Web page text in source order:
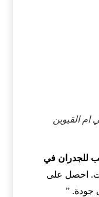
القيوين
للجدران في
احصل على
جودة. ”